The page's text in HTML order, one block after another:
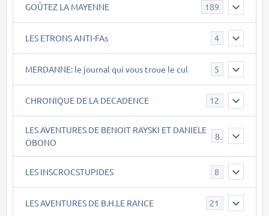
GOÛTEZ LA MAYENNE 189
LES ETRONS ANTI-FAs 4
MERDANNE: le journal qui vous troue le cul 5
CHRONIQUE DE LA DECADENCE 12
LES AVENTURES DE BENOIT RAYSKI ET DANIELE
OBONO
LES INSCROCSTUPIDES 8
LES AVENTURES DE B.H.LE RANCE 21